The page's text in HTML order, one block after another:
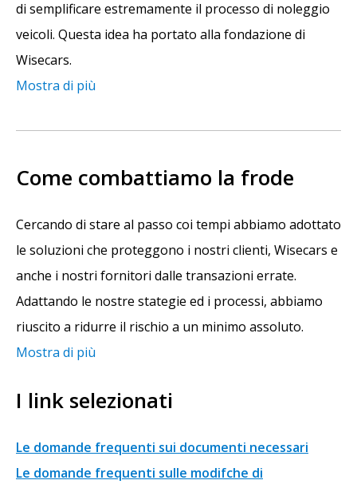
di semplificare estremamente il processo di noleggio
veicoli. Questa idea ha portato alla fondazione di
Wisecars.
Mostra di più
Come combattiamo la frode
Cercando di stare al passo coi tempi abbiamo adottato
le soluzioni che proteggono i nostri clienti, Wisecars e
anche i nostri fornitori dalle transazioni errate.
Adattando le nostre stategie ed i processi, abbiamo
riuscito a ridurre il rischio a un minimo assoluto.
Mostra di più
I link selezionati
Le domande frequenti sui documenti necessari
Le domande frequenti sulle modifche di